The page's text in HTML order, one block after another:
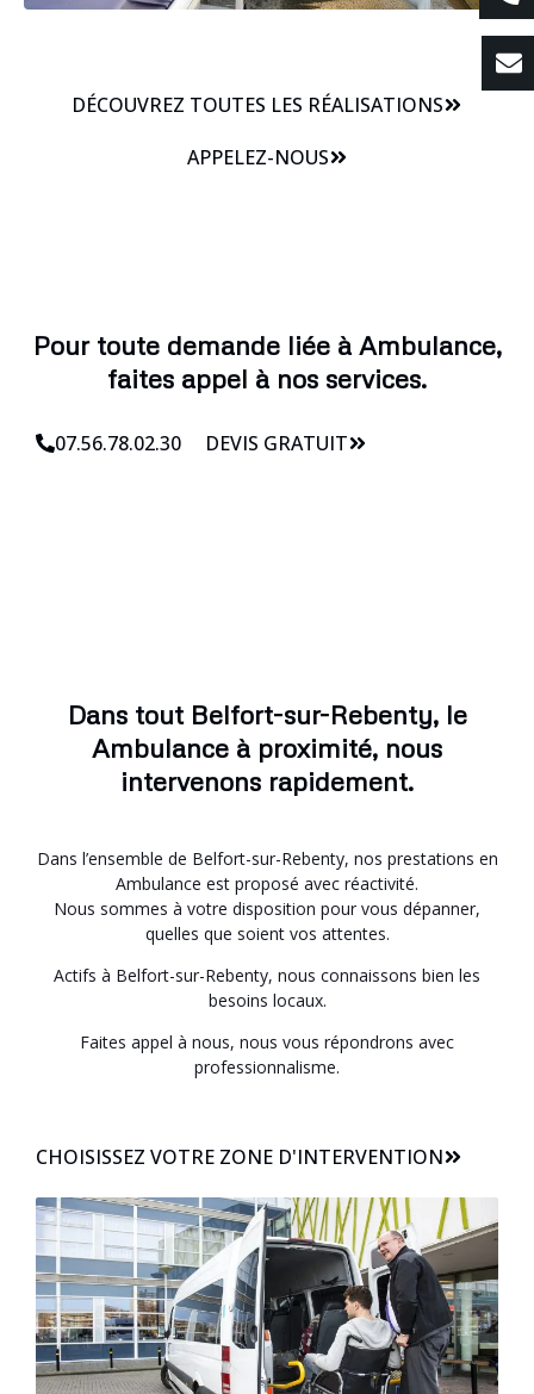
DÉCOUVREZ TOUTES LES RÉALISATIONS
APPELEZ-NOUS
Pour toute demande liée à Ambulance,
faites appel à nos services.
07.56.78.02.30 DEVIS GRATUIT
Dans tout Belfort-sur-Rebenty, le
Ambulance à proximité, nous
intervenons rapidement.
Dans l’ensemble de Belfort-sur-Rebenty, nos prestations en
Ambulance est proposé avec réactivité.
Nous sommes à votre disposition pour vous dépanner,
quelles que soient vos attentes.
Actifs à Belfort-sur-Rebenty, nous connaissons bien les
besoins locaux.
Faites appel à nous, nous vous répondrons avec
professionnalisme.
CHOISISSEZ VOTRE ZONE D'INTERVENTION